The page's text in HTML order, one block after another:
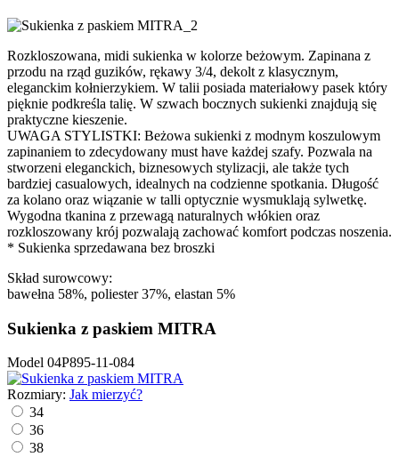
Rozkloszowana, midi sukienka w kolorze beżowym. Zapinana z
przodu na rząd guzików, rękawy 3/4, dekolt z klasycznym,
eleganckim kołnierzykiem. W talii posiada materiałowy pasek który
pięknie podkreśla talię. W szwach bocznych sukienki znajdują się
praktyczne kieszenie.
UWAGA STYLISTKI: Beżowa sukienki z modnym koszulowym
zapinaniem to zdecydowany must have każdej szafy. Pozwala na
stworzeni eleganckich, biznesowych stylizacji, ale także tych
bardziej casualowych, idealnych na codzienne spotkania. Długość
za kolano oraz wiązanie w talli optycznie wysmuklają sylwetkę.
Wygodna tkanina z przewagą naturalnych włókien oraz
rozkloszowany krój pozwalają zachować komfort podczas noszenia.
* Sukienka sprzedawana bez broszki
Skład surowcowy:
bawełna 58%, poliester 37%, elastan 5%
Sukienka z paskiem MITRA
Model 04P895-11-084
Rozmiary: Jak mierzyć?
34
36
38